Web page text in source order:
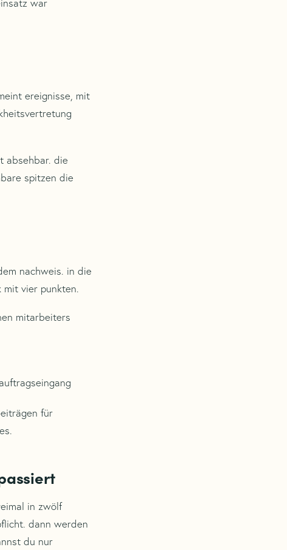
war
ereignisse, mit
absehbar. die
spitzen die
nachweis. in die
vier punkten.
mitarbeiters
für
in zwölf
dann werden
du nur